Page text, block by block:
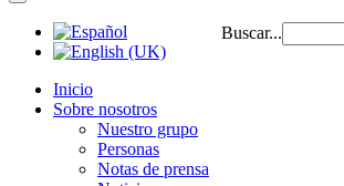
Buscar...
Inicio
Sobre nosotros
Nuestro grupo
Personas
Notas de prensa